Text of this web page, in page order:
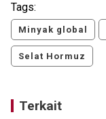
Tags:
Minyak global
Selat Hormuz
Terkait